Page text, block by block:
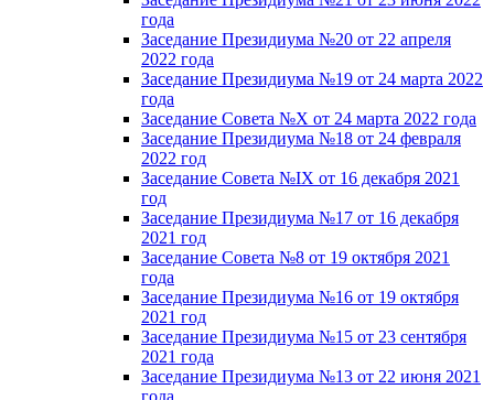
года
Заседание Президиума №20 от 22 апреля
2022 года
Заседание Президиума №19 от 24 марта 2022
года
Заседание Совета №X от 24 марта 2022 года
Заседание Президиума №18 от 24 февраля
2022 год
Заседание Совета №IX от 16 декабря 2021
год
Заседание Президиума №17 от 16 декабря
2021 год
Заседание Совета №8 от 19 октября 2021
года
Заседание Президиума №16 от 19 октября
2021 год
Заседание Президиума №15 от 23 сентября
2021 года
Заседание Президиума №13 от 22 июня 2021
года